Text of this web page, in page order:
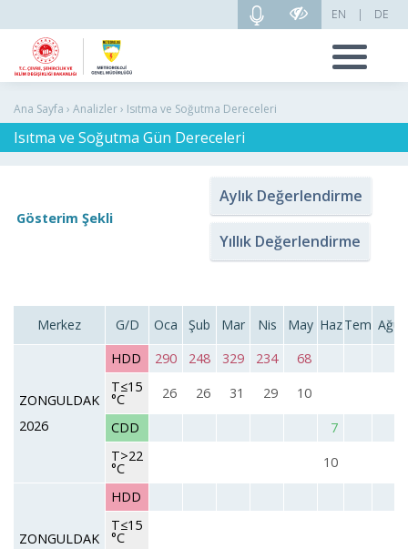
DE
|
EN
Ana Sayfa › Analizler › Isıtma ve Soğutma Dereceleri
Isıtma ve Soğutma Gün Dereceleri
Gösterim Şekli
Aylık Değerlendirme
Yıllık Değerlendirme
Merkez G/D Oca Şub Mar Nis May HazTem Ağu
ZONGULDAK
2026
HDD 290 248 329 234
68
T≤15
°C 26 26 31 29
10
CDD
7
T>22
°C 10
ZONGULDAK
HDD
T≤15
°C